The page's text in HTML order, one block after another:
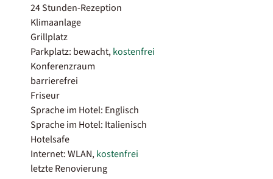
24 Stunden-Rezeption
Klimaanlage
Grillplatz
Parkplatz: bewacht,kostenfrei
Konferenzraum
barrierefrei
Friseur
Sprache im Hotel: Englisch
Sprache im Hotel: Italienisch
Hotelsafe
Internet: WLAN,kostenfrei
letzte Renovierung